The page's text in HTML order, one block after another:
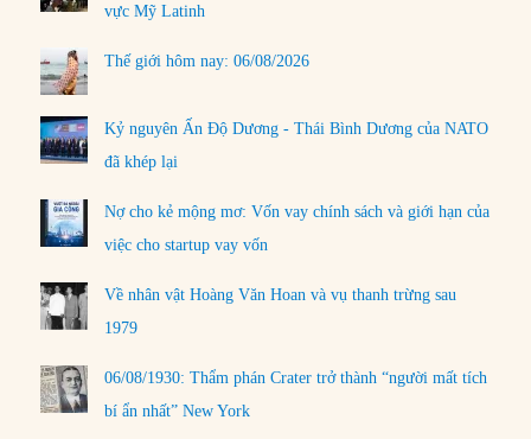
vực Mỹ Latinh
Thế giới hôm nay: 06/08/2026
Kỷ nguyên Ấn Độ Dương - Thái Bình Dương của NATO
đã khép lại
Nợ cho kẻ mộng mơ: Vốn vay chính sách và giới hạn của
việc cho startup vay vốn
Về nhân vật Hoàng Văn Hoan và vụ thanh trừng sau
1979
06/08/1930: Thẩm phán Crater trở thành “người mất tích
bí ẩn nhất” New York